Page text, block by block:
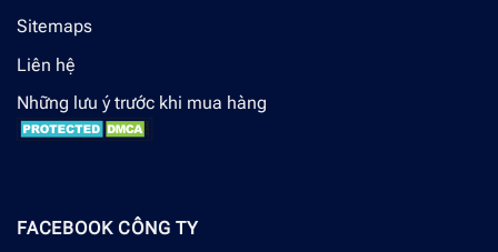
Sitemaps
Liên hệ
Những lưu ý trước khi mua hàng
FACEBOOK CÔNG TY